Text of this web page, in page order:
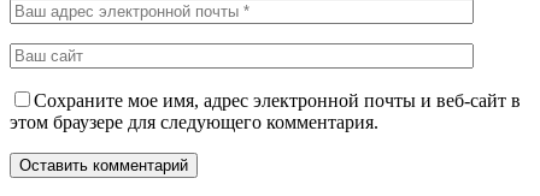
Сохраните мое имя, адрес электронной почты и веб-сайт в
этом браузере для следующего комментария.